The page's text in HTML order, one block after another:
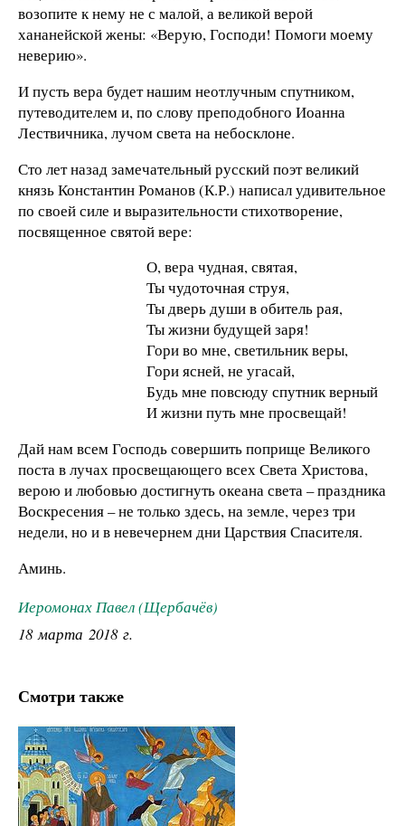
возопите к нему не с малой, а великой верой
хананейской жены: «Верую, Господи! Помоги моему
неверию».
И пусть вера будет нашим неотлучным спутником,
путеводителем и, по слову преподобного Иоанна
Лествичника, лучом света на небосклоне.
Сто лет назад замечательный русский поэт великий
князь Константин Романов (К.Р.) написал удивительное
по своей силе и выразительности стихотворение,
посвященное святой вере:
О, вера чудная, святая,
Ты чудоточная струя,
Ты дверь души в обитель рая,
Ты жизни будущей заря!
Гори во мне, светильник веры,
Гори ясней, не угасай,
Будь мне повсюду спутник верный
И жизни путь мне просвещай!
Дай нам всем Господь совершить поприще Великого
поста в лучах просвещающего всех Света Христова,
верою и любовью достигнуть океана света – праздника
Воскресения – не только здесь, на земле, через три
недели, но и в невечернем дни Царствия Спасителя.
Аминь.
Иеромонах Павел (Щербачёв)
18 марта 2018 г.
Смотри также